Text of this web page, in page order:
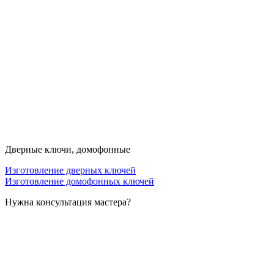
Дверные ключи, домофонные
Изготовление дверных ключей
Изготовление домофонных ключей
Нужна консультация мастера?